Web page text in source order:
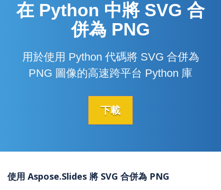
在 Python 中將 SVG 合
併為 PNG
用於使用 Python 代碼將 SVG 合併為
PNG 圖像的高速跨平台 Python 庫
下載
使用 Aspose.Slides 將 SVG 合併為 PNG